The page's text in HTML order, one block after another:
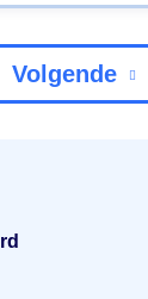
Volgende